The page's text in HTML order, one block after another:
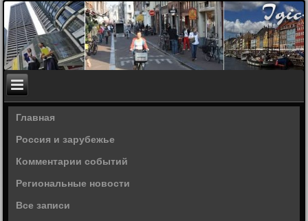
Главная
Россия и зарубежье
Комментарии событий
Региональные новости
Все записи